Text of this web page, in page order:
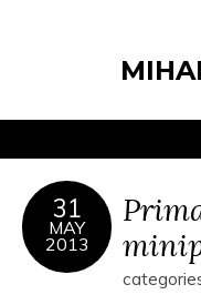
31
MAY
2013